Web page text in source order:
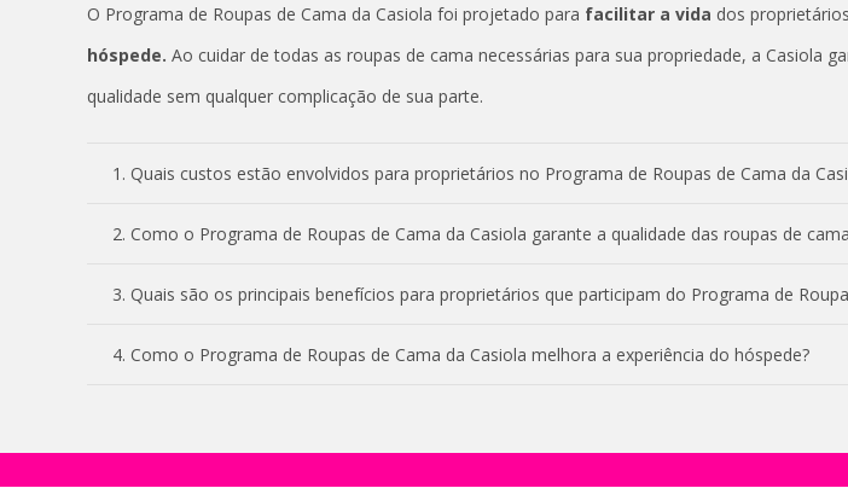
O Programa de Roupas de Cama da Casiola foi projetado para facilitar a vida dos
hóspede. Ao cuidar de todas as roupas de cama necessárias para sua propriedade, a Casiola
qualidade sem qualquer complicação de sua parte.
1. Quais custos estão envolvidos para proprietários no Programa de Roupas de Cama da
2. Como o Programa de Roupas de Cama da Casiola garante a qualidade das roupas de
3. Quais são os principais benefícios para proprietários que participam do Programa de
4. Como o Programa de Roupas de Cama da Casiola melhora a experiência do hóspede?